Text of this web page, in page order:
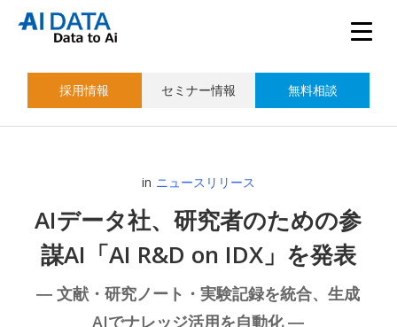
採用情報 セミナー情報 無料相談
in ニュースリリース
AIデータ社、研究者のための参
謀AI「AI R&D on IDX」を発表
― 文献・研究ノート・実験記録を統合、生成
AIでナレッジ活用を自動化 ―